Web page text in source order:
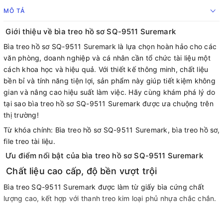
MÔ TẢ
Giới thiệu về bìa treo hồ sơ SQ-9511 Suremark
Bìa treo hồ sơ SQ-9511 Suremark là lựa chọn hoàn hảo cho các
văn phòng, doanh nghiệp và cá nhân cần tổ chức tài liệu một
cách khoa học và hiệu quả. Với thiết kế thông minh, chất liệu
bền bỉ và tính năng tiện lợi, sản phẩm này giúp tiết kiệm không
gian và nâng cao hiệu suất làm việc. Hãy cùng khám phá lý do
tại sao bìa treo hồ sơ SQ-9511 Suremark được ưa chuộng trên
thị trường!
Từ khóa chính: Bìa treo hồ sơ SQ-9511 Suremark, bìa treo hồ sơ,
file treo tài liệu.
Ưu điểm nổi bật của bìa treo hồ sơ SQ-9511 Suremark
Chất liệu cao cấp, độ bền vượt trội
Bìa treo SQ-9511 Suremark được làm từ giấy bìa cứng chất
lượng cao, kết hợp với thanh treo kim loại phủ nhựa chắc chắn.